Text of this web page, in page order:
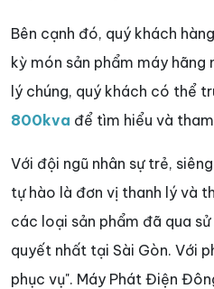
Bên cạnh đó, quý khách
kỳ món sản phẩm máy hãng
lý chúng, quý khách có thể
800kva để tìm hiểu và
Với đội ngũ nhân sự trẻ,
tự hào là đơn vị thanh lý và
các loại sản phẩm đã qua
quyết nhất tại Sài Gòn. Với
phục vụ". Máy Phát Điện